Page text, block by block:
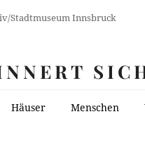
Stadtmuseum Innsbruck
Häuser Menschen